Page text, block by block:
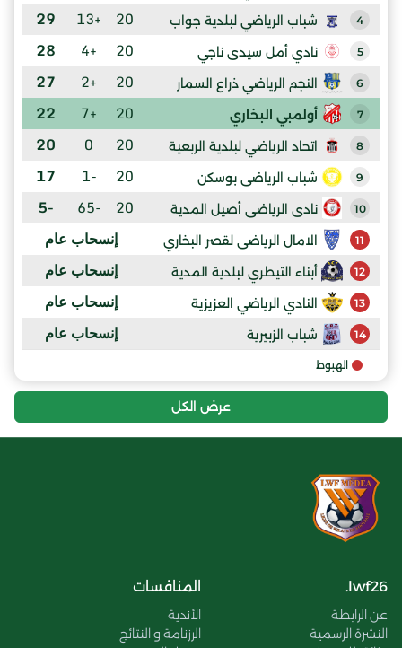
4 شباب الرياضي لبلدية جواب 20
+13
29
5 نادي أمل سيدى ناجي 20
+4
28
6 النجم الرياضي ذراع السمار 20
+2
27
7 أولمبي البخاري 20
+7
22
8 اتحاد الرياضي لبلدية الربعية 20
0
20
9 شباب الرياضى بوسكن 20
-1
17
10 نادى الرياضى أصيل المدية 20
-65
-5
11 الامال الرياضى لقصر البخاري إنسحاب عام
12 أبناء التيطري لبلدية المدية إنسحاب عام
13 النادي الرياضي العزيزية إنسحاب عام
14 شباب الزبيرية إنسحاب عام
الهبوط
عرض الكل
lwf26.
عن الرابطة
النشرة الرسمية
المنافسات
الأندية
الرزنامة و النتائج